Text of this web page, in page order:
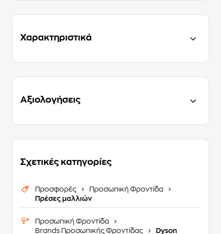
Χαρακτηριστικά
Αξιολογήσεις
Σχετικές κατηγορίες
Προσφορές
Προσωπική Φροντίδα
Πρέσες μαλλιών
Προσωπική Φροντίδα
Brands Προσωπικής Φροντίδας
Dyson